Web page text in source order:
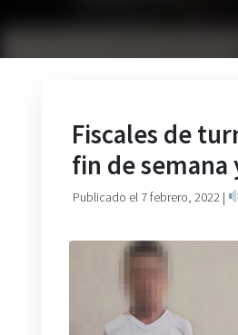
Fiscales de
fin de
Publicado el 7 febrero, 2022 |